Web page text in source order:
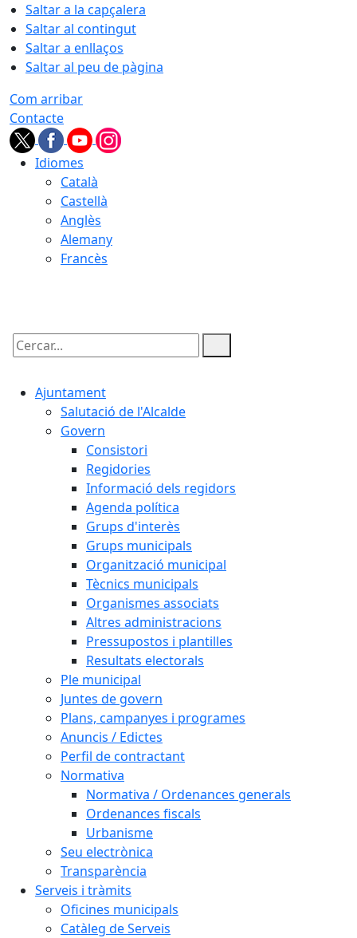
Saltar a la capçalera
Saltar al contingut
Saltar a enllaços
Saltar al peu de pàgina
Com arribar
Contacte
Idiomes
Català
Castellà
Anglès
Alemany
Francès
Cercar:
Ajuntament
Salutació de l'Alcalde
Govern
Consistori
Regidories
Informació dels regidors
Agenda política
Grups d'interès
Grups municipals
Organització municipal
Tècnics municipals
Organismes associats
Altres administracions
Pressupostos i plantilles
Resultats electorals
Ple municipal
Juntes de govern
Plans, campanyes i programes
Anuncis / Edictes
Perfil de contractant
Normativa
Normativa / Ordenances generals
Ordenances fiscals
Urbanisme
Seu electrònica
Transparència
Serveis i tràmits
Oficines municipals
Catàleg de Serveis